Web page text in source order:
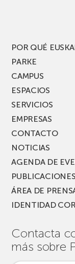
POR QUÉ
PARKE
CAMPUS
ESPACIOS
SERVICIOS
EMPRESAS
CONTACTO
NOTICIAS
AGENDA DE
PUBLICACIONES
ÁREA DE
IDENTIDAD
Contacta
más sobre